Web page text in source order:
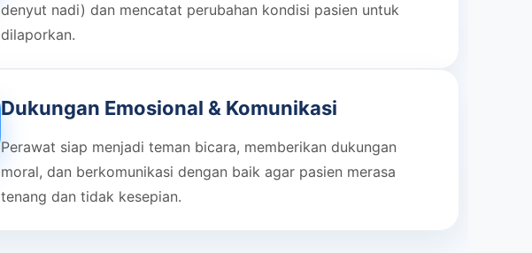
denyut nadi) dan mencatat perubahan kondisi pasien untuk
dilaporkan.
Dukungan Emosional & Komunikasi
Perawat siap menjadi teman bicara, memberikan dukungan
moral, dan berkomunikasi dengan baik agar pasien merasa
tenang dan tidak kesepian.